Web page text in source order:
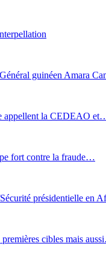
guinéen Amara
appellent la CEDEAO
fort contre la fraude…
présidentielle en
cibles mais